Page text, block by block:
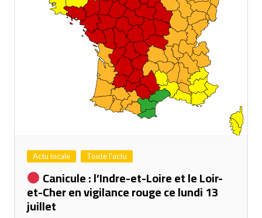
Actu locale Toute l'actu
Canicule : l’Indre-et-Loire et le Loir-
et-Cher en vigilance rouge ce lundi 13
juillet